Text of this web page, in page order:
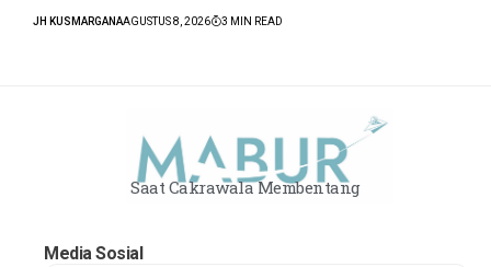
JH KUSMARGANAAGUSTUS 8, 2026 3 MIN READ
Saat Cakrawala Membentang
Media Sosial